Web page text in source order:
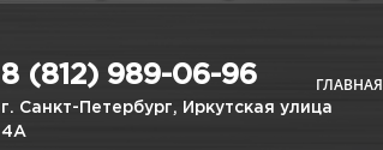
ГЛАВНАЯ
8 (812) 989-06-96
г. Санкт-Петербург, Иркутская улица
4А